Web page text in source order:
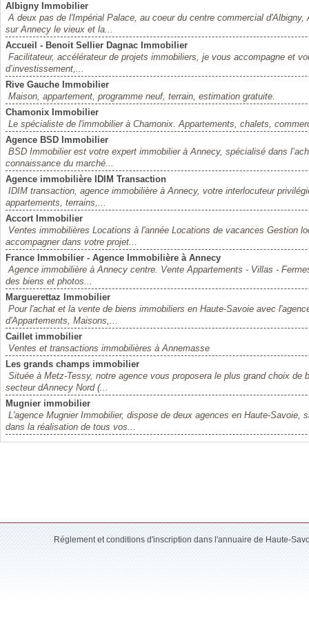
Albigny Immobilier
A deux pas de l'Impérial Palace, au coeur du centre commercial
sur Annecy le vieux et la...
Accueil - Benoit Sellier Dagnac Immobilier
Facilitateur, accélérateur de projets immobiliers, je vous accompagne et
d’investissement,...
Rive Gauche Immobilier
Maison, appartement, programme neuf, terrain, estimation gratuite.
Chamonix Immobilier
Le spécialiste de l'immobilier à Chamonix. Appartements, chalets,
Agence BSD Immobilier
BSD Immobilier est votre expert immobilier à Annecy, spécialisé dans
connaissance du marché...
Agence immobilière IDIM Transaction
IDIM transaction, agence immobilière à Annecy, votre interlocuteur
appartements, terrains,...
Accort Immobilier
Ventes immobilières Locations à l'année Locations de vacances Gestion
accompagner dans votre projet...
France Immobilier - Agence Immobilière à Annecy
Agence immobilière à Annecy centre. Vente Appartements - Villas -
des biens et photos...
Marguerettaz Immobilier
Pour l'achat et la vente de biens immobiliers en Haute-Savoie avec
d'Appartements, Maisons,...
Caillet immobilier
Ventes et transactions immobilières à Annemasse
Les grands champs immobilier
Située à Metz-Tessy, notre agence vous proposera le plus grand choix
secteur dAnnecy Nord (...
Mugnier immobilier
L'agence Mugnier Immobilier, dispose de deux agences en Haute-Savoie,
dans la réalisation de tous vos...
Réglement et conditions d'inscription dans l'annuaire de Haute-